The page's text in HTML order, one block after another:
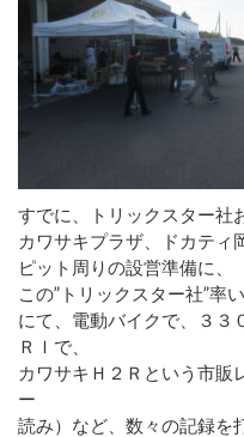
すでに、トリックスター社
カワサキプラザ、ドカティ
ピット周りの設営準備に、
この”トリックスター社”率
にて、電動バイクで、３３
ＲＩで、
カワサキＨ２Ｒという市販
ー
読み）など、数々の記録を